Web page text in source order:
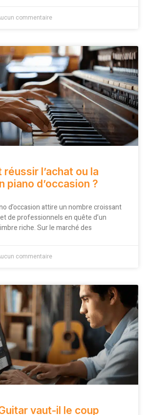
commentaire
l’achat ou la
piano d’occasion ?
d’occasion attire un nombre croissant
de professionnels en quête d’un
riche. Sur le marché des
commentaire
vaut-il le coup